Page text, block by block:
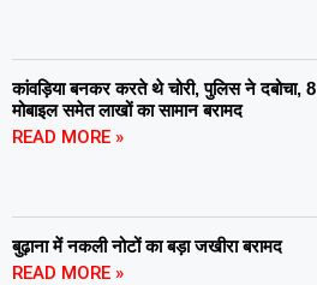
कांवड़िया बनकर करते थे चोरी, पुलिस ने दबोचा, 8
मोबाइल समेत लाखों का सामान बरामद
READ MORE »
बुढ़ाना में नकली नोटों का बड़ा जखीरा बरामद
READ MORE »